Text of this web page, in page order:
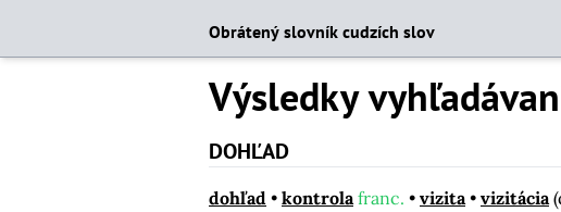
Obrátený slovník cudzích slov
Výsledky
DOHĽAD
dohľad kontrola franc. vizita vizitácia